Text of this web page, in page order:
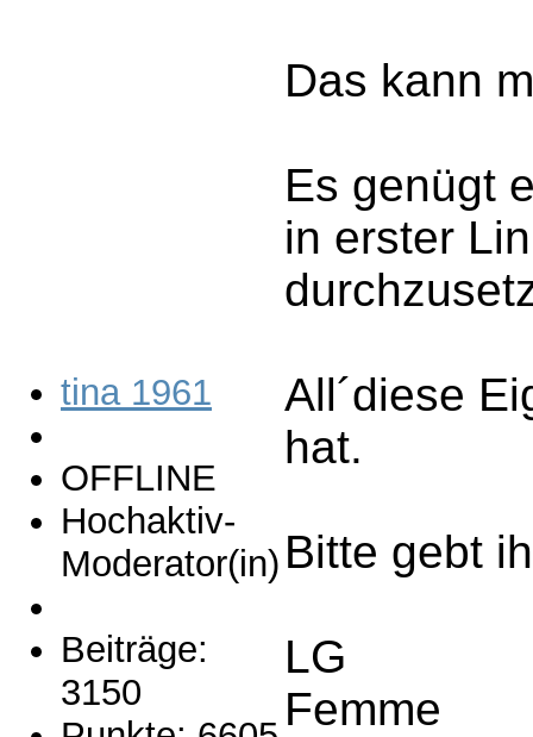
tina 1961
OFFLINE
Hochaktiv-
Moderator(in)
Beiträge:
3150
Das kann
Es genügt
in erster
All´diese
hat.
Bitte gebt
LG
Femme